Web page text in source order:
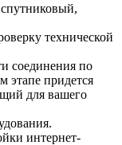
технической
соединения по
этапе придется
для вашего
интернет-